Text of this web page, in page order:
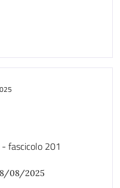
fascicolo 201
08/2025